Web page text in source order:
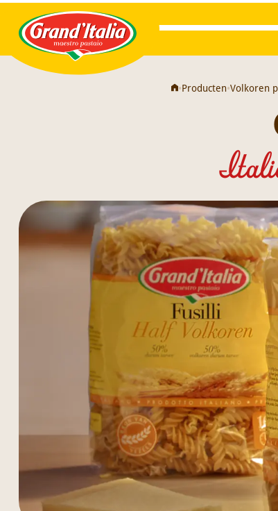
Grand'Italia
•Producten•Volkoren